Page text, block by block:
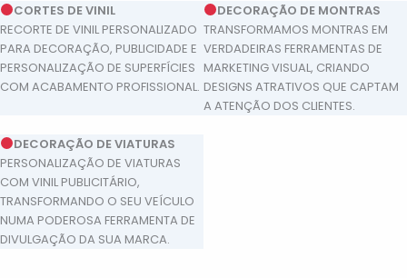
CORTES DE VINIL
RECORTE DE VINIL PERSONALIZADO
PARA DECORAÇÃO, PUBLICIDADE E
PERSONALIZAÇÃO DE SUPERFÍCIES
COM ACABAMENTO PROFISSIONAL.
DECORAÇÃO DE MONTRAS
TRANSFORMAMOS MONTRAS EM
VERDADEIRAS FERRAMENTAS DE
MARKETING VISUAL, CRIANDO
DESIGNS ATRATIVOS QUE CAPTAM
A ATENÇÃO DOS CLIENTES.
DECORAÇÃO DE VIATURAS
PERSONALIZAÇÃO DE VIATURAS
COM VINIL PUBLICITÁRIO,
TRANSFORMANDO O SEU VEÍCULO
NUMA PODEROSA FERRAMENTA DE
DIVULGAÇÃO DA SUA MARCA.